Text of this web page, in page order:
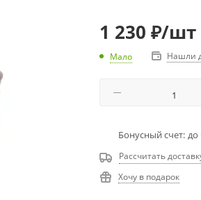
1 230 ₽/шт
Мало Нашли
Бонусный счет: до
Рассчитать
Хочу в подарок